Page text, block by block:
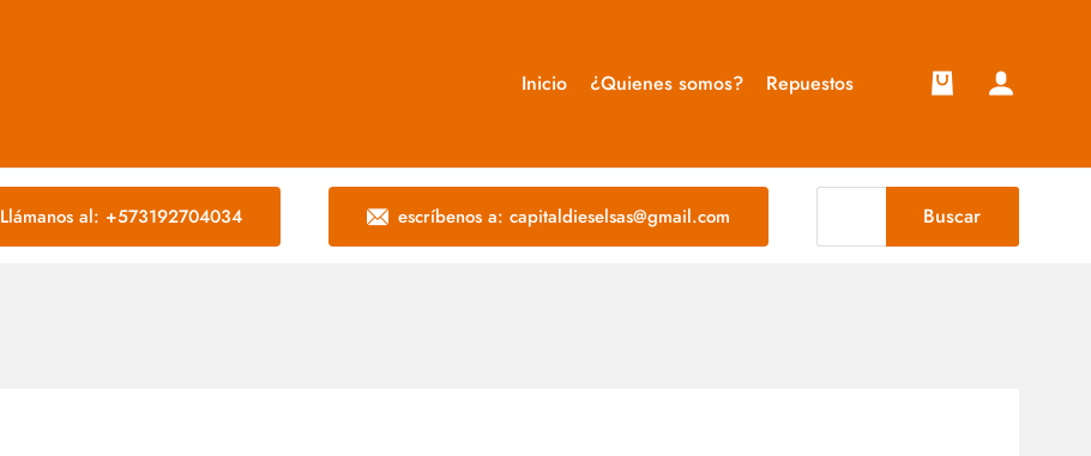
Inicio ¿Quienes somos? Repuestos
Llámanos al: +573192704034 escríbenos a: capitaldieselsas@gmail.com Buscar